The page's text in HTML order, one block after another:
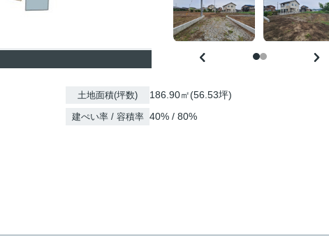
土地面積(坪数) 186.90㎡(56.53坪)
建ぺい率 / 容積率 40% / 80%